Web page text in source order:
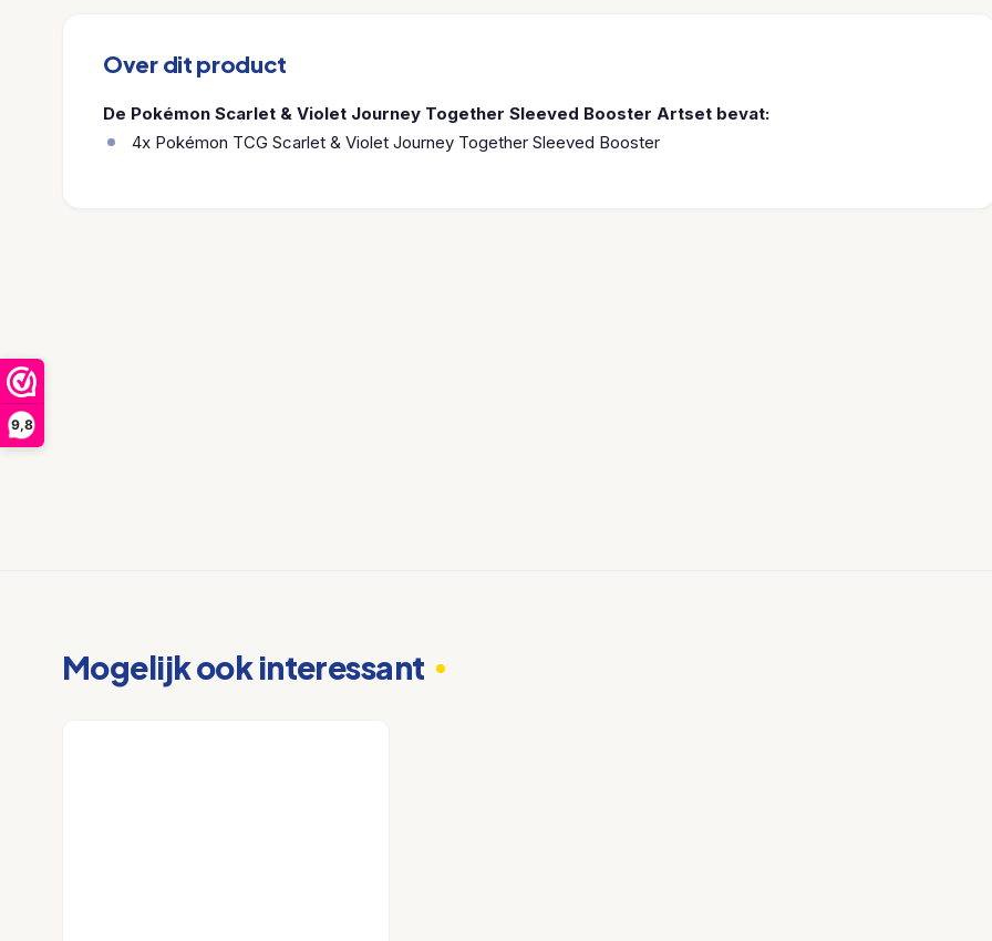
9,8
Over dit product
De Pokémon Scarlet & Violet Journey Together Sleeved Booster Artset bevat:
4x Pokémon TCG Scarlet & Violet Journey Together Sleeved Booster
Mogelijk ook interessant